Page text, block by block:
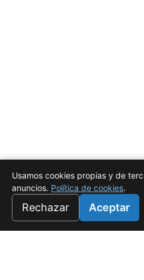
Usamos cookies propias y de
anuncios. Política de cookies.
Rechazar Aceptar